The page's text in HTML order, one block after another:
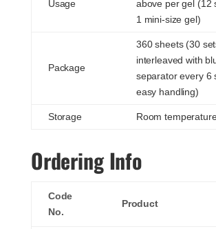
Usage
above per gel (12
1 mini-size gel)
Package
360 sheets (30
interleaved with
separator every 6
easy handling)
Storage Room
Ordering Info
Code
No.
Product